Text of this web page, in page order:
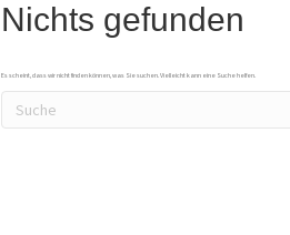
Nichts gefunden
Es scheint, dass wir nicht finden können, was Sie suchen. Vielleicht kann eine Suche helfen.